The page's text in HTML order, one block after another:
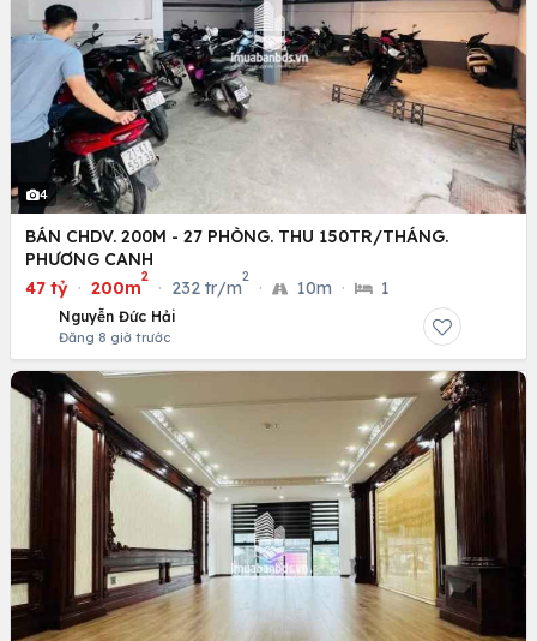
4
BÁN CHDV. 200M - 27 PHÒNG. THU 150TR/THÁNG.
PHƯƠNG CANH
47 tỷ · 200m
2
· 232 tr/m
2
· 10m · 1
Nguyễn Đức Hải
Đăng 8 giờ trước